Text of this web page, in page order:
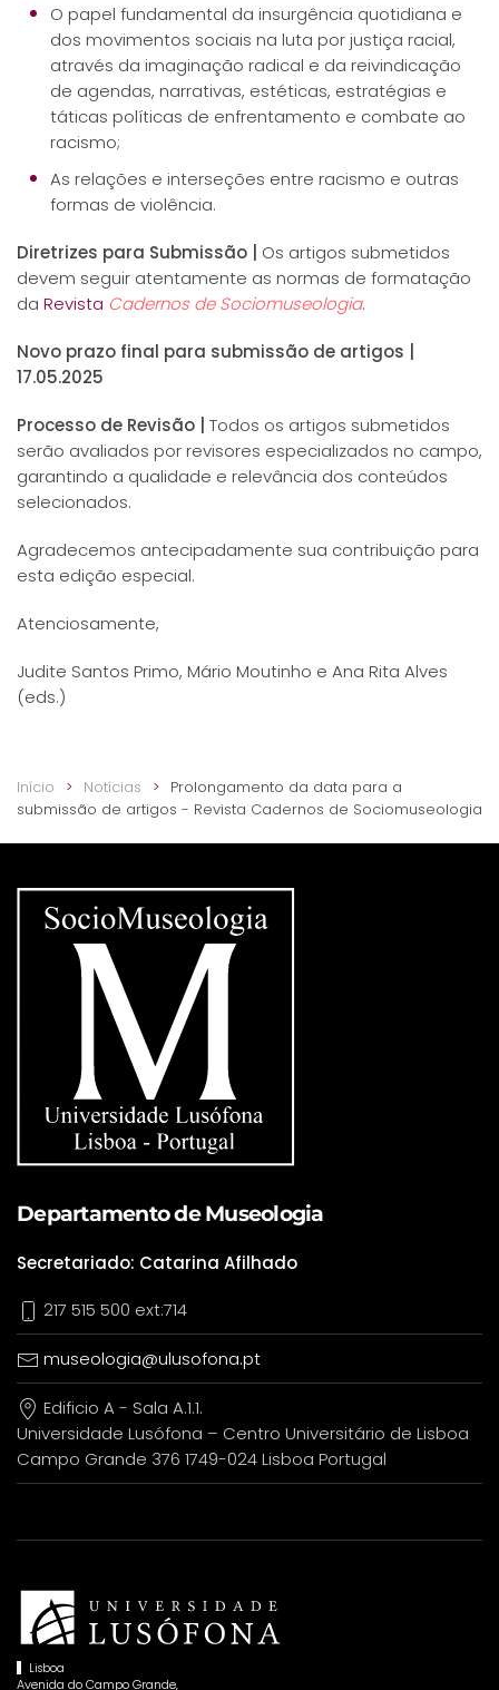
O papel fundamental da insurgência quotidiana e
dos movimentos sociais na luta por justiça racial,
através da imaginação radical e da reivindicação
de agendas, narrativas, estéticas, estratégias e
táticas políticas de enfrentamento e combate ao
racismo;
As relações e interseções entre racismo e outras
formas de violência.
Diretrizes para Submissão | Os artigos submetidos
devem seguir atentamente as normas de formatação
da Revista Cadernos de Sociomuseologia.
Novo prazo final para submissão de artigos |
17.05.2025
Processo de Revisão | Todos os artigos submetidos
serão avaliados por revisores especializados no campo,
garantindo a qualidade e relevância dos conteúdos
selecionados.
Agradecemos antecipadamente sua contribuição para
esta edição especial.
Atenciosamente,
Judite Santos Primo, Mário Moutinho e Ana Rita Alves
(eds.)
Início Notícias
Prolongamento da data para a
submissão de artigos - Revista Cadernos de Sociomuseologia
Departamento de Museologia
Secretariado: Catarina Afilhado
217 515 500 ext:714
museologia@ulusofona.pt
Edificio A - Sala A.1.1.
Universidade Lusófona – Centro Universitário de Lisboa
Campo Grande 376 1749-024 Lisboa Portugal
Lisboa
Avenida do Campo Grande,